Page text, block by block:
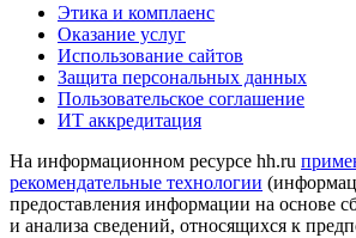
Этика и комплаенс
Оказание услуг
Использование сайтов
Защита персональных данных
Пользовательское соглашение
ИТ аккредитация
На информационном ресурсе hh.ru
рекомендательные технологии
предоставления информации на основе
и анализа сведений, относящихся к